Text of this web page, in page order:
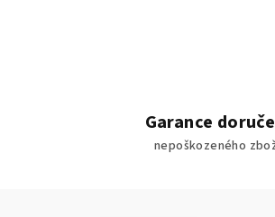
Garance
nepoškozeného